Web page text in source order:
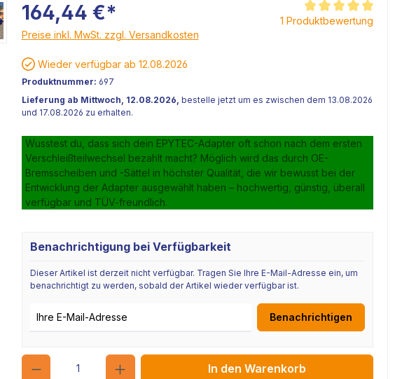
Kundenbild
164,44 €*
Preise inkl. MwSt. zzgl. Versandkosten
Durchschnittliche
1 Produktbewertung
Wieder verfügbar ab 12.08.2026
Produktnummer: 697
Lieferung ab Mittwoch, 12.08.2026, bestelle jetzt um es zwischen dem 13.08.2026
und 17.08.2026 zu erhalten.
Wusstest du, dass sich dein EPYTEC-Adapter oft schon nach dem ersten
Verschleißteilwechsel bezahlt macht? Möglich wird das durch OE-
Bremsscheiben und -Sättel in höchster Qualität, die wir bewusst bei der
Entwicklung der Adapter ausgewählt haben – hochwertig, günstig, überall
verfügbar und TÜV-freundlich.
Benachrichtigung bei Verfügbarkeit
Dieser Artikel ist derzeit nicht verfügbar. Tragen Sie Ihre E-Mail-Adresse ein, um
benachrichtigt zu werden, sobald der Artikel wieder verfügbar ist.
Benachrichtigen
Anzahl
In den Warenkorb